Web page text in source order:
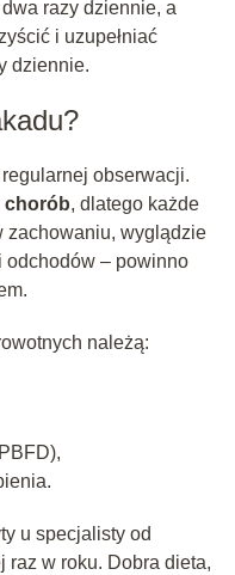
razy dziennie, a
i uzupełniać
dziennie.
obserwacji.
chorób, dlatego każde
zachowaniu, wyglądzie
odchodów – powinno
należą:
u specjalisty od
raz w roku. Dobra dieta,